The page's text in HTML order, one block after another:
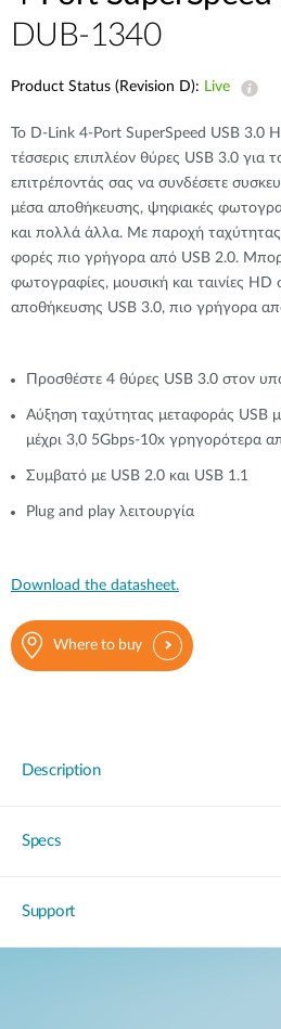
mydlink
Blog
Υποστήριξη
Tech Alerts
FAQs
Warranty
Contact
DUB-1340
Product Status (Revision D): Live
Το D-Link 4-Port SuperSpeed ​​USB 3.0
τέσσερις επιπλέον θύρες USB 3.0 για
επιτρέποντάς σας να συνδέσετε
μέσα αποθήκευσης, ψηφιακές
και πολλά άλλα. Με παροχή
φορές πιο γρήγορα από USB 2.0.
φωτογραφίες, μουσική και ταινίες HD
αποθήκευσης USB 3.0, πιο γρήγορα
Προσθέστε 4 θύρες USB 3.0 στον
Αύξηση ταχύτητας μεταφοράς USB
μέχρι 3,0 5Gbps-10x γρηγορότερα
Συμβατό με USB 2.0 και USB 1.1
Plug and play λειτουργία
Download the datasheet.
Where to buy
Description
Specs
Support